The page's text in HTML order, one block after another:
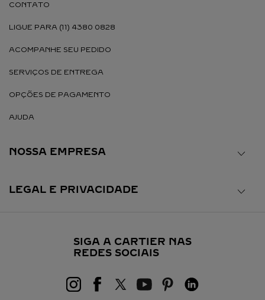
CONTATO
LIGUE PARA (11) 4380 0828
ACOMPANHE SEU PEDIDO
SERVIÇOS DE ENTREGA
OPÇÕES DE PAGAMENTO
AJUDA
NOSSA EMPRESA
LEGAL E PRIVACIDADE
SIGA A CARTIER NAS
REDES SOCIAIS